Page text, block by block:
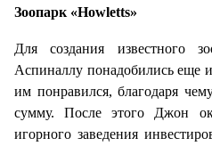
Зоопарк «Howletts»
Для создания известного
Аспиналлу понадобились еще
им понравился, благодаря
сумму. После этого Джон о
игорного заведения